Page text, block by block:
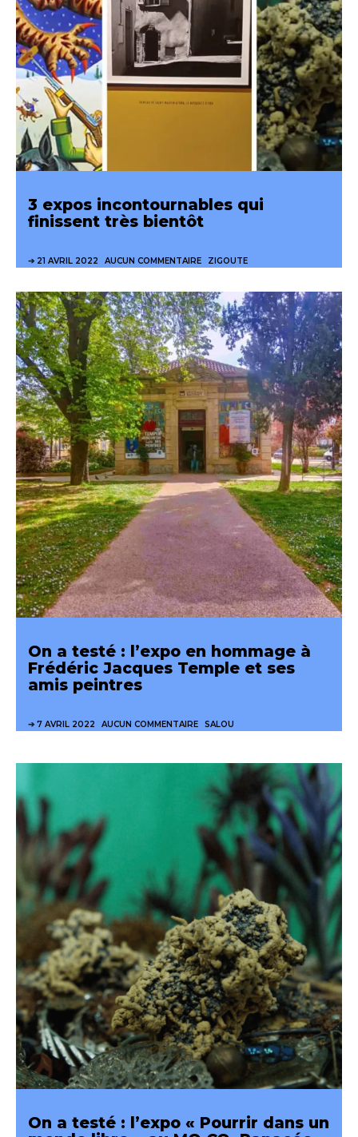
3 expos incontournables qui
finissent très bientôt
21 AVRIL 2022 AUCUN COMMENTAIRE ZIGOUTE
On a testé : l’expo en hommage à
Frédéric Jacques Temple et ses
amis peintres
7 AVRIL 2022 AUCUN COMMENTAIRE SALOU
On a testé : l’expo « Pourrir dans un